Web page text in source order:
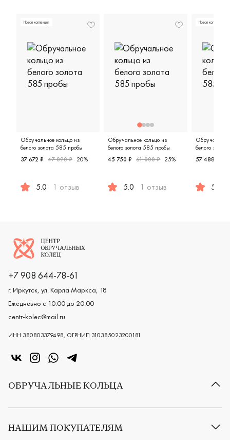
Новая коллекция
Обручальное кольцо из
белого золота 585 пробы
37 672 ₽ 47 090 ₽ 20%
5.0 1 отзыв
Обручальное кольцо из
белого золота 585 пробы
45 750 ₽ 61 000 ₽ 25%
5.0 1 отзыв
Новая коллекция
белого
57 488 ₽
5.0
Логотип компании
+7 908 644-78-61
г. Иркутск, ул. Карла Маркса, 18
Ежедневно с 10:00 до 20:00
centr-kolec@mail.ru
ИНН 380803379498, ОГРНИП 310385023200181
«Центр колец» в VK
«Центр колец» в Instagram
«Центр колец» в Whatsapp
«Центр колец» в Telegram
ОБРУЧАЛЬНЫЕ КОЛЬЦА
Все обручальные кольца
Европейские обручальные кольца
НАШИМ ПОКУПАТЕЛЯМ